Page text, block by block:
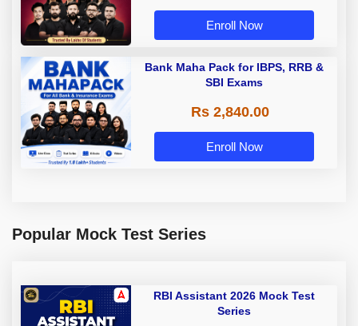
Enroll Now
Bank Maha Pack for IBPS, RRB &
SBI Exams
Rs 2,840.00
Enroll Now
Popular Mock Test Series
RBI Assistant 2026 Mock Test
Series